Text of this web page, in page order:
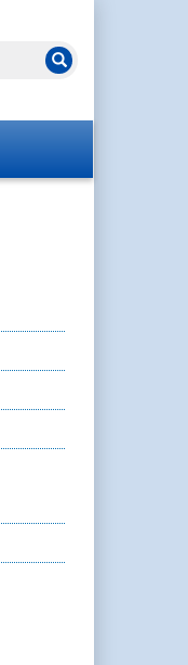
Suche starten